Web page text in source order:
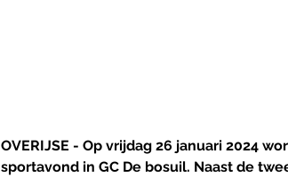
OVERIJSE - Op vrijdag 26 januari 2024
sportavond in GC De bosuil. Naast de